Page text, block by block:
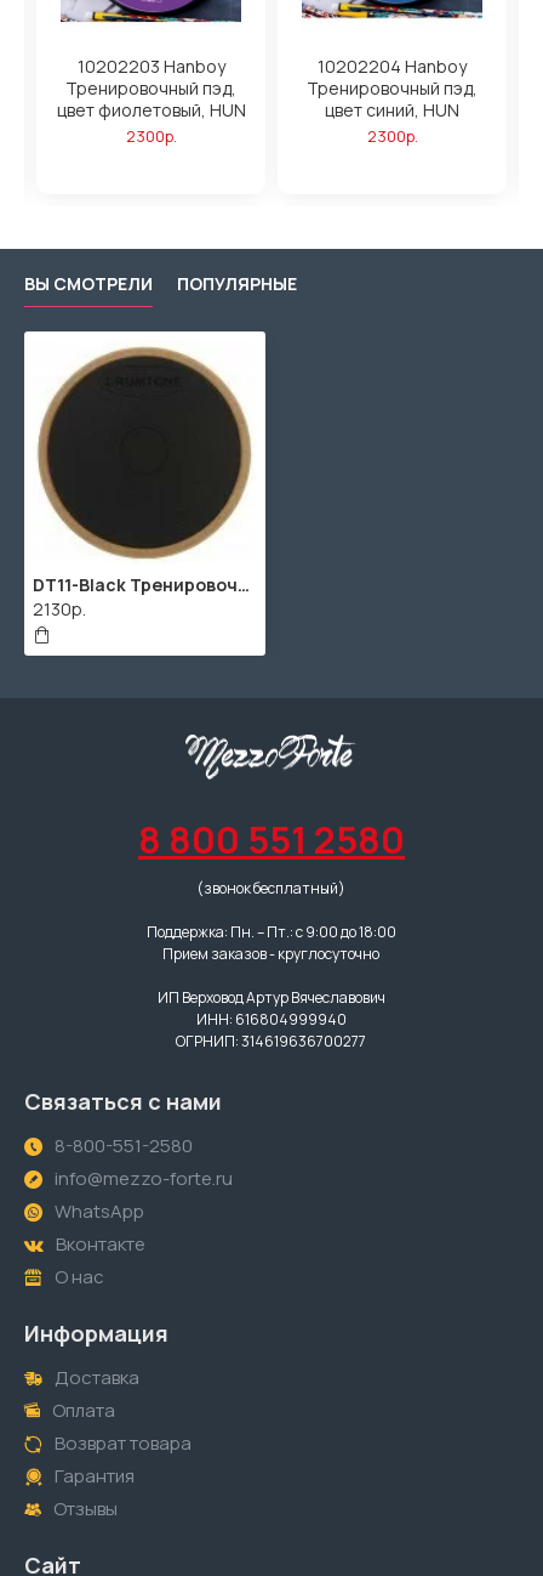
10202203 Hanboy
Тренировочный пэд,
цвет фиолетовый, HUN
2300р.
10202204 Hanboy
Тренировочный пэд,
цвет синий, HUN
2300р.
ВЫ СМОТРЕЛИ ПОПУЛЯРНЫЕ
DT11-Black Тренировочный пэд 11", резьба 8мм, чёрный, MDS
2130р.
8 800 551 2580
(звонок бесплатный)
Поддержка: Пн. – Пт.: с 9:00 до 18:00
Прием заказов - круглосуточно
ИП Верховод Артур Вячеславович
ИНН: 616804999940
ОГРНИП: 314619636700277
Связаться с нами
8-800-551-2580
info@mezzo-forte.ru
WhatsApp
Вконтакте
О нас
Информация
Доставка
Оплата
Возврат товара
Гарантия
Отзывы
Сайт